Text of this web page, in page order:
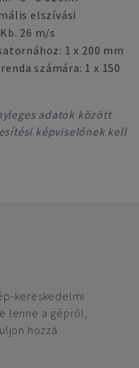
elszívási
26 m/s
1 x 200 mm
számára: 1 x 150
adatok között
képviselőnek kell
kereskedelmi
lenne a gépről,
hozzá